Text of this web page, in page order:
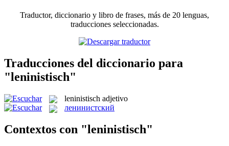
Traductor, diccionario y libro de frases, más de 20 lenguas,
traducciones seleccionadas.
Traducciones del diccionario para
"leninistisch"
leninistisch adjetivo
ленинистский
Contextos con "leninistisch"